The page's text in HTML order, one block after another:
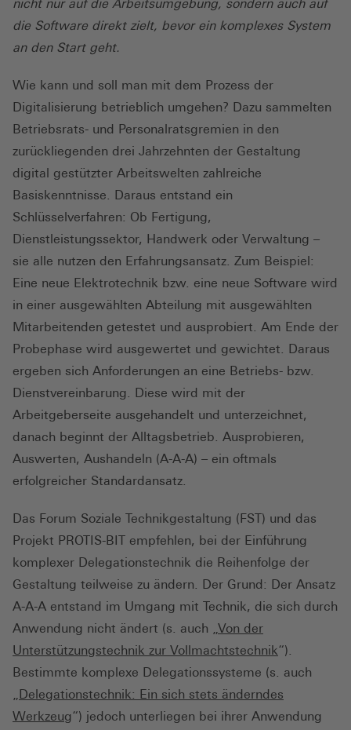
nicht nur auf die Arbeitsumgebung, sondern auch auf
die Software direkt zielt, bevor ein komplexes System
an den Start geht.
Wie kann und soll man mit dem Prozess der
Digitalisierung betrieblich umgehen? Dazu sammelten
Betriebsrats- und Personalratsgremien in den
zurückliegenden drei Jahrzehnten der Gestaltung
digital gestützter Arbeitswelten zahlreiche
Basiskenntnisse. Daraus entstand ein
Schlüsselverfahren: Ob Fertigung,
Dienstleistungssektor, Handwerk oder Verwaltung –
sie alle nutzen den Erfahrungsansatz. Zum Beispiel:
Eine neue Elektrotechnik bzw. eine neue Software wird
in einer ausgewählten Abteilung mit ausgewählten
Mitarbeitenden getestet und ausprobiert. Am Ende der
Probephase wird ausgewertet und gewichtet. Daraus
ergeben sich Anforderungen an eine Betriebs- bzw.
Dienstvereinbarung. Diese wird mit der
Arbeitgeberseite ausgehandelt und unterzeichnet,
danach beginnt der Alltagsbetrieb. Ausprobieren,
Auswerten, Aushandeln (A-A-A) – ein oftmals
erfolgreicher Standardansatz.
Das Forum Soziale Technikgestaltung (FST) und das
Projekt PROTIS-BIT empfehlen, bei der Einführung
komplexer Delegationstechnik die Reihenfolge der
Gestaltung teilweise zu ändern. Der Grund: Der Ansatz
A-A-A entstand im Umgang mit Technik, die sich durch
Anwendung nicht ändert (s. auch „Von der
Unterstützungstechnik zur Vollmachtstechnik“).
Bestimmte komplexe Delegationssysteme (s. auch
„ Delegationstechnik: Ein sich stets änderndes
Werkzeug“) jedoch unterliegen bei ihrer Anwendung